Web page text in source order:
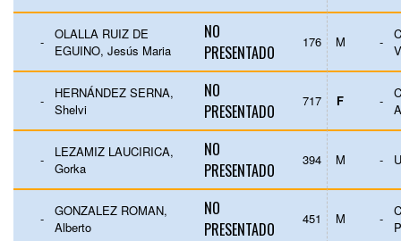
-
OLALLA RUIZ DE
EGUINO, Jesús Maria
NO
PRESENTADO
176 M -
-
HERNÁNDEZ SERNA,
Shelvi
NO
PRESENTADO
717 F -
-
LEZAMIZ LAUCIRICA,
Gorka
NO
PRESENTADO
394 M -
-
GONZALEZ ROMAN,
Alberto
NO
PRESENTADO
451 M -